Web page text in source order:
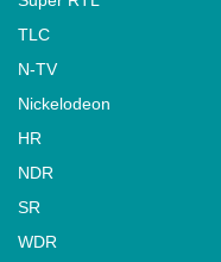
TLC
N-TV
Nickelodeon
HR
NDR
SR
WDR